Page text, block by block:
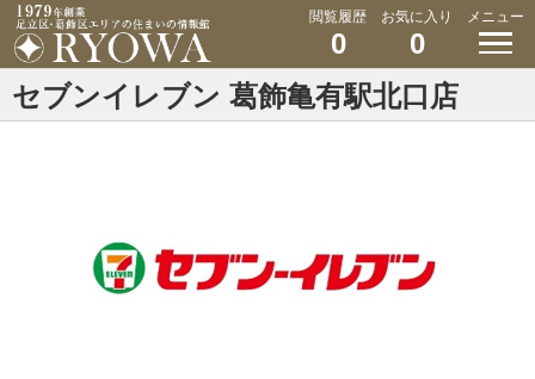
閲覧履歴
0
お気に入り
0
メニュー
セブンイレブン 葛飾亀有駅北口店